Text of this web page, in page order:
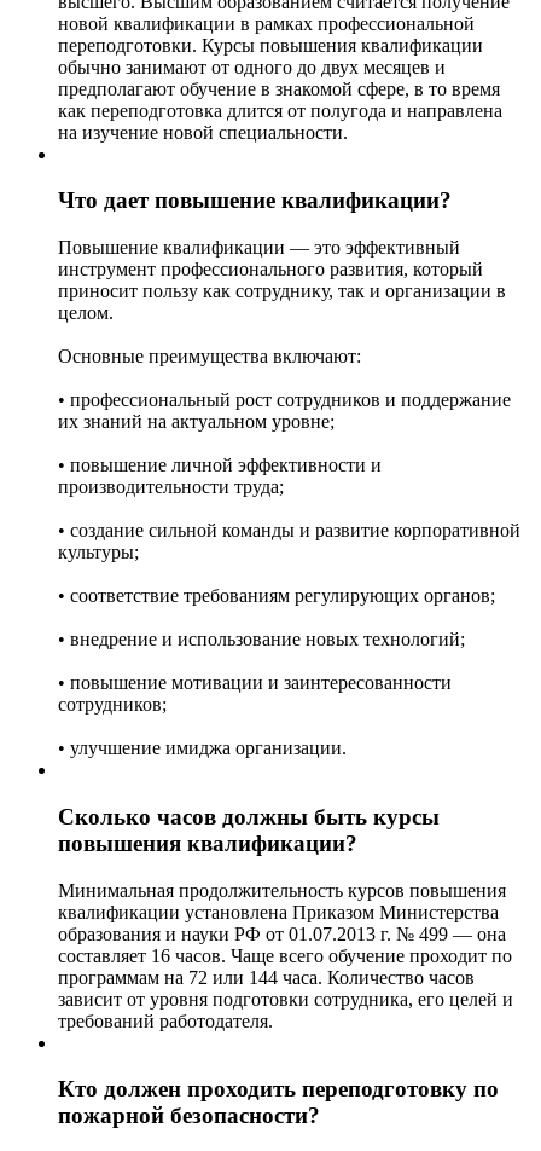
новой квалификации в рамках профессиональной
переподготовки. Курсы повышения квалификации
обычно занимают от одного до двух месяцев и
предполагают обучение в знакомой сфере, в то время
как переподготовка длится от полугода и направлена
на изучение новой специальности.
Что дает повышение квалификации?
Повышение квалификации — это эффективный
инструмент профессионального развития, который
приносит пользу как сотруднику, так и организации в
целом.
Основные преимущества включают:
• профессиональный рост сотрудников и поддержание
их знаний на актуальном уровне;
• повышение личной эффективности и
производительности труда;
• создание сильной команды и развитие корпоративной
культуры;
• соответствие требованиям регулирующих органов;
• внедрение и использование новых технологий;
• повышение мотивации и заинтересованности
сотрудников;
• улучшение имиджа организации.
Сколько часов должны быть курсы
повышения квалификации?
Минимальная продолжительность курсов повышения
квалификации установлена Приказом Министерства
образования и науки РФ от 01.07.2013 г. № 499 — она
составляет 16 часов. Чаще всего обучение проходит по
программам на 72 или 144 часа. Количество часов
зависит от уровня подготовки сотрудника, его целей и
требований работодателя.
Кто должен проходить переподготовку по
пожарной безопасности?